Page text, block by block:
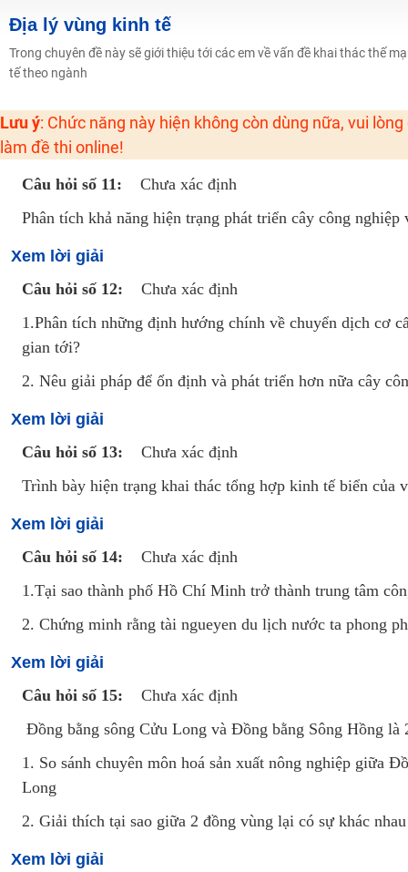
Học online lớp 2 với thầy cô giáo giỏi, nổi tiếng
2K6! Lộ Trình Sun 2024 - Ba bước luyện thi TN THPT - ĐH ít nhất 25 điểm
Hot! Lễ hội đồng giá 449K - 499K toàn bộ khoá học tại Tuyensinh247
Đồng giá khóa học 499K - 399K (13/11-15/11)
Khai giảng các khóa lớp 9 Toán - Lý - Hóa - Văn - Anh năm 2018
Khai giảng khóa Ngữ văn 7 - xây nền vững chắc cho tương lai!
Luyện thi vào lớp 10 môn Toán, Văn, Hóa, Anh, Lý với giáo viên giỏi và nổi
Địa lý vùng kinh tế
Trong chuyên đề này sẽ giới thiệu tới các em về vấn đề khai thác thế
tế theo ngành
Lưu ý: Chức năng này hiện không còn dùng nữa, vui
làm đề thi online!
Câu hỏi số 11:
Chưa xác định
Phân tích khả năng hiện trạng phát triển cây công
Xem lời giải
Câu hỏi số 12:
Chưa xác định
1.Phân tích những định hướng chính về chuyển dịch cơ
gian tới?
2. Nêu giải pháp để ổn định và phát triển hơn nữa cây
Xem lời giải
Câu hỏi số 13:
Chưa xác định
Trình bày hiện trạng khai thác tổng hợp kinh tế biển của
Xem lời giải
Câu hỏi số 14:
Chưa xác định
1.Tại sao thành phố Hồ Chí Minh trở thành trung tâm
2. Chứng minh rằng tài ngueyen du lịch nước ta phong
Xem lời giải
Câu hỏi số 15:
Chưa xác định
Đồng bằng sông Cửu Long và Đồng bằng Sông Hồng
1. So sánh chuyên môn hoá sản xuất nông nghiệp giữa
Long
2. Giải thích tại sao giữa 2 đồng vùng lại có sự khác
Xem lời giải